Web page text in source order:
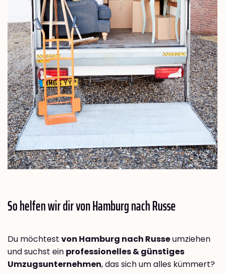
So helfen wir dir von Hamburg nachRusse
Du möchtest von Hamburg nach Russeumziehen
und suchst ein professionelles & günstiges
Umzugsunternehmen, das sich um alles kümmert?